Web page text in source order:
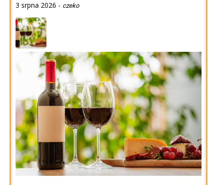
3 srpna 2026 - czeko